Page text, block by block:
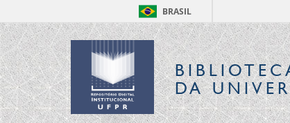
BRASIL
DA